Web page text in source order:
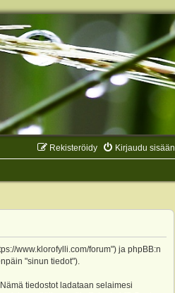
Kirjaudu sisään
Rekisteröidy
www.klorofylli.com/forum") ja phpBB:n
"sinun tiedot").
tiedostot ladataan selaimesi